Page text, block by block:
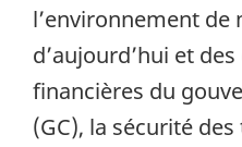
l’environnement de
d’aujourd’hui et
financières du
(GC), la sécurité